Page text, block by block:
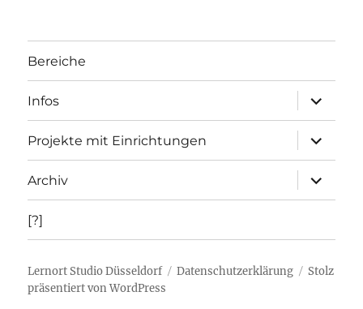
Bereiche
Infos
öffnen
Projekte mit Einrichtungen
öffnen
Archiv
öffnen
[?]
Lernort Studio Düsseldorf Datenschutzerklärung
Stolz
präsentiert von WordPress